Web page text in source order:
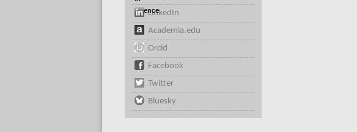
LinkedIn
Academia.edu
Orcid
Facebook
Twitter
Bluesky